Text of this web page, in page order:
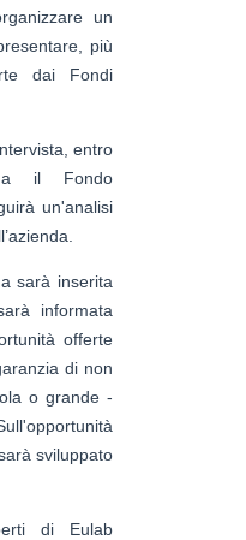
un
più
dai Fondi
entro
il Fondo
un'analisi
sarà inserita
informata
offerte
di non
o grande -
sviluppato
di Eulab